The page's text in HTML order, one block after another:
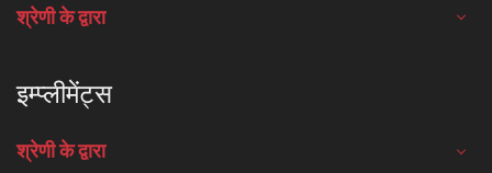
श्रेणी के द्वारा
इम्प्लीमेंट्स
श्रेणी के द्वारा